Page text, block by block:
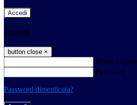
Accedi
Accedi
button close ×
Nome Utente
Password
Password dimenticata?